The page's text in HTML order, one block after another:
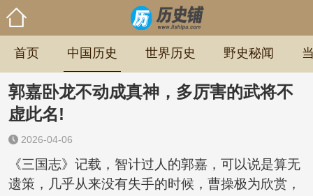
首页 中国历史 世界历史 野史秘闻
郭嘉卧龙不动成真神，多厉害的武将不
虚此名!
2026-04-06
《三国志》记载，智计过人的郭嘉，可以说是算无
遗策，几乎从来没有失手的时候，曹操极为欣赏，